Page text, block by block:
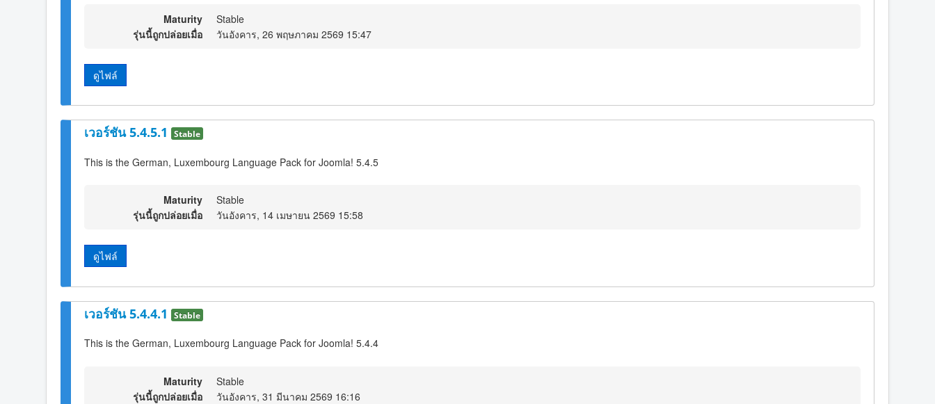
Maturity
Stable
รุ่นนี้ถูกปล่อยเมื่อ
วันอังคาร, 26 พฤษภาคม 2569 15:47
ดูไฟล์
เวอร์ชัน 5.4.5.1 Stable
This is the German, Luxembourg Language Pack for Joomla! 5.4.5
Maturity
Stable
รุ่นนี้ถูกปล่อยเมื่อ
วันอังคาร, 14 เมษายน 2569 15:58
ดูไฟล์
เวอร์ชัน 5.4.4.1 Stable
This is the German, Luxembourg Language Pack for Joomla! 5.4.4
Maturity
Stable
รุ่นนี้ถูกปล่อยเมื่อ
วันอังคาร, 31 มีนาคม 2569 16:16